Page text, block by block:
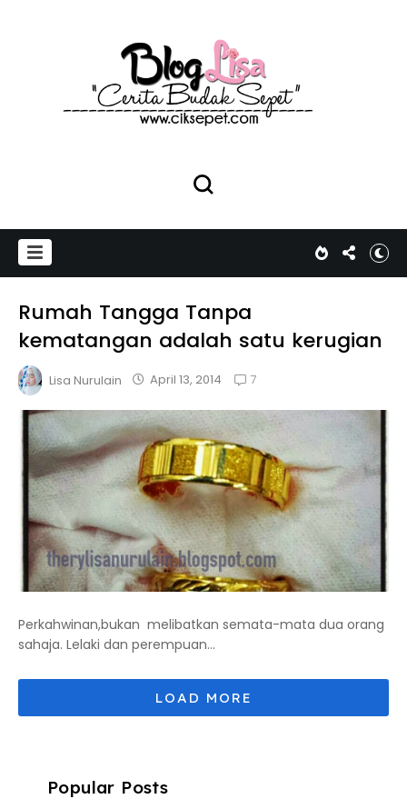
Rumah Tangga Tanpa
kematangan adalah satu kerugian
Lisa Nurulain April 13, 2014 7
Perkahwinan,bukan melibatkan semata-mata dua orang
sahaja. Lelaki dan perempuan...
Popular Posts